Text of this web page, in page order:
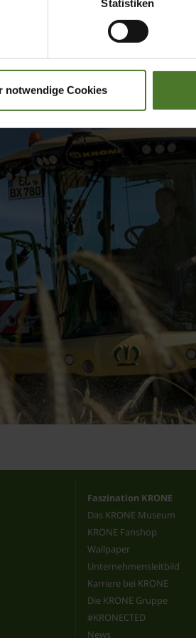
Statistiken
notwendige Cookies
Faszination KRONE
Das KRONE Museum
KRONE Fanshop
Wallpaper
Unternehmensleitbild
Karriere bei KRONE
Die KRONE Gruppe
#KRONECTED
News